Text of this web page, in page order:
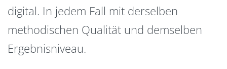
digital. In jedem Fall mit derselben
methodischen Qualität und demselben
Ergebnisniveau.